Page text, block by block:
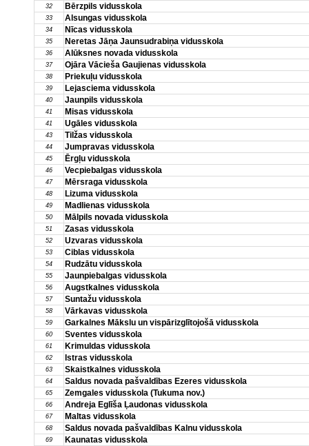
32 Bērzpils vidusskola
33 Alsungas vidusskola
34 Nīcas vidusskola
35 Neretas Jāņa Jaunsudrabiņa vidusskola
36 Alūksnes novada vidusskola
37 Ojāra Vācieša Gaujienas vidusskola
38 Priekuļu vidusskola
39 Lejasciema vidusskola
40 Jaunpils vidusskola
41 Misas vidusskola
41 Ugāles vidusskola
43 Tilžas vidusskola
44 Jumpravas vidusskola
45 Ērgļu vidusskola
46 Vecpiebalgas vidusskola
47 Mērsraga vidusskola
48 Lizuma vidusskola
49 Madlienas vidusskola
50 Mālpils novada vidusskola
51 Zasas vidusskola
52 Uzvaras vidusskola
53 Ciblas vidusskola
54 Rudzātu vidusskola
55 Jaunpiebalgas vidusskola
56 Augstkalnes vidusskola
57 Suntažu vidusskola
58 Vārkavas vidusskola
59 Garkalnes Mākslu un vispārizglītojošā vidusskola
60 Sventes vidusskola
61 Krimuldas vidusskola
62 Istras vidusskola
63 Skaistkalnes vidusskola
64 Saldus novada pašvaldības Ezeres vidusskola
65 Zemgales vidusskola (Tukuma nov.)
66 Andreja Eglīša Ļaudonas vidusskola
67 Maltas vidusskola
68 Saldus novada pašvaldības Kalnu vidusskola
69 Kaunatas vidusskola